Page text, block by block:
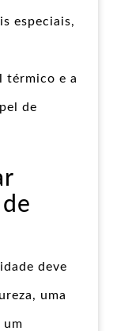
especiais,
térmico e a
de
deve
uma
um